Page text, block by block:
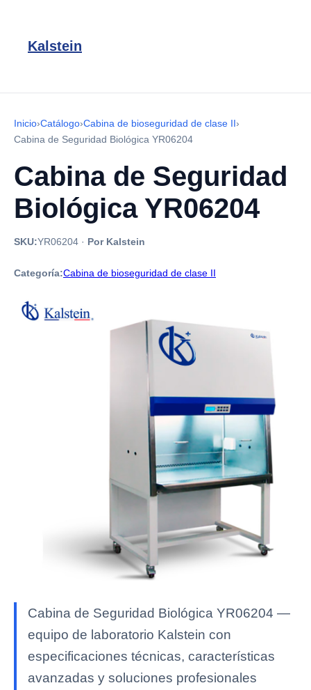
Kalstein
Inicio›Catálogo›Cabina de bioseguridad de clase II›
Cabina de Seguridad Biológica YR06204
Cabina de Seguridad
Biológica YR06204
SKU:YR06204 · Por Kalstein
Categoría:Cabina de bioseguridad de clase II
Cabina de Seguridad Biológica YR06204 —
equipo de laboratorio Kalstein con
especificaciones técnicas, características
avanzadas y soluciones profesionales